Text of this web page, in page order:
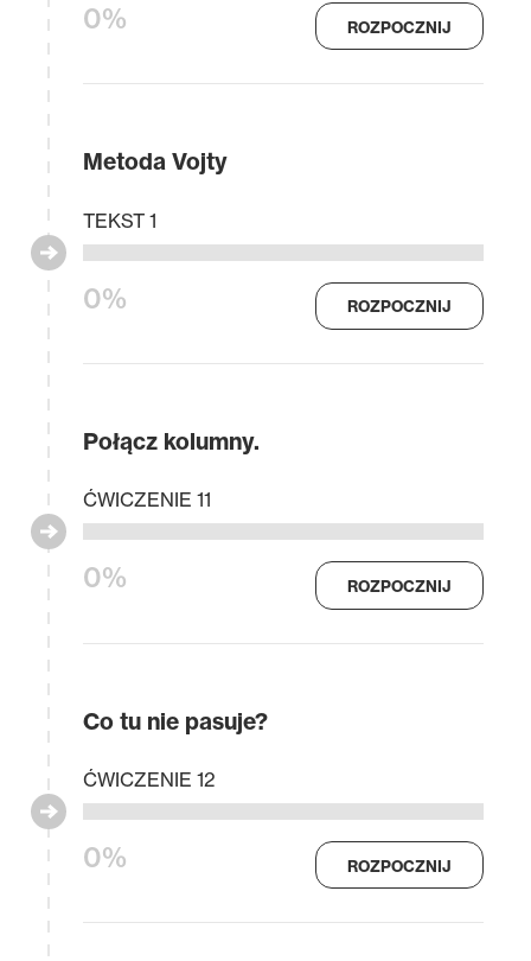
0% ROZPOCZNIJ
Metoda Vojty
0%
TEKST 1
ROZPOCZNIJ
Połącz kolumny.
0%
ĆWICZENIE 11
ROZPOCZNIJ
Co tu nie pasuje?
0%
ĆWICZENIE 12
ROZPOCZNIJ